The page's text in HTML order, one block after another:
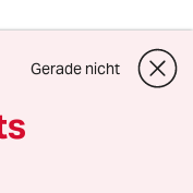
der
Verlauf und
es hier:
Gerade nicht